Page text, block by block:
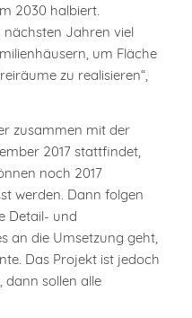
2030 halbiert.
Jahren viel
um Fläche
zu realisieren“,
zusammen mit der
2017 stattfindet,
noch 2017
werden. Dann folgen
Detail- und
an die Umsetzung geht,
Das Projekt ist jedoch
dann sollen alle